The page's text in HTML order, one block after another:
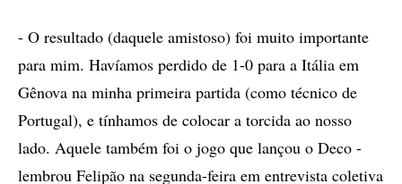
- O resultado (daquele amistoso) foi muito importante
para mim. Havíamos perdido de 1-0 para a Itália em
Gênova na minha primeira partida (como técnico de
Portugal), e tínhamos de colocar a torcida ao nosso
lado. Aquele também foi o jogo que lançou o Deco -
lembrou Felipão na segunda-feira em entrevista coletiva